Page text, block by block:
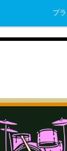
プ